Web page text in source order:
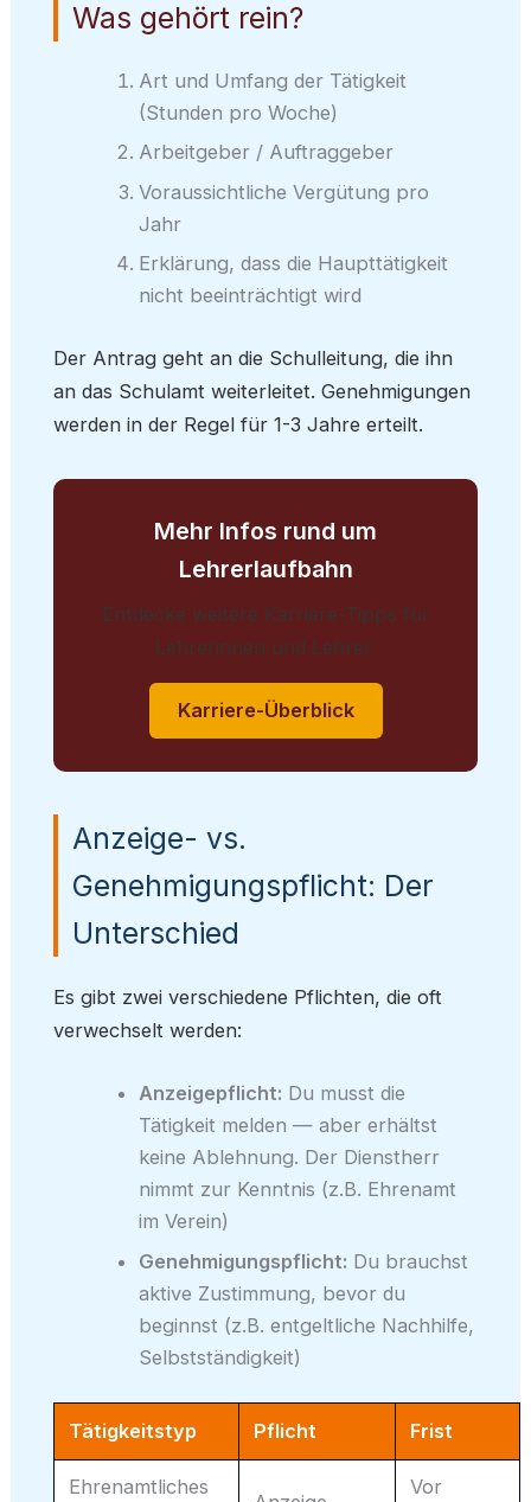
Was gehört rein?
Art und Umfang der Tätigkeit
(Stunden pro Woche)
Arbeitgeber / Auftraggeber
Voraussichtliche Vergütung pro
Jahr
Erklärung, dass die Haupttätigkeit
nicht beeinträchtigt wird
Der Antrag geht an die Schulleitung, die ihn
an das Schulamt weiterleitet. Genehmigungen
werden in der Regel für 1-3 Jahre erteilt.
Mehr Infos rund um
Lehrerlaufbahn
Entdecke weitere Karriere-Tipps für
Lehrerinnen und Lehrer.
Karriere-Überblick
Anzeige- vs.
Genehmigungspflicht: Der
Unterschied
Es gibt zwei verschiedene Pflichten, die oft
verwechselt werden:
Anzeigepflicht: Du musst die
Tätigkeit melden — aber erhältst
keine Ablehnung. Der Dienstherr
nimmt zur Kenntnis (z.B. Ehrenamt
im Verein)
Genehmigungspflicht: Du brauchst
aktive Zustimmung, bevor du
beginnst (z.B. entgeltliche Nachhilfe,
Selbstständigkeit)
Tätigkeitstyp Pflicht Frist
Ehrenamtliches
Vor